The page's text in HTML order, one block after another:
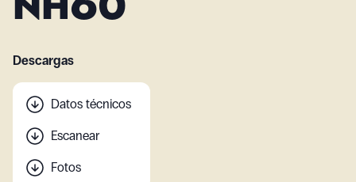
NH60
Descargas
Datos técnicos
Escanear
Fotos